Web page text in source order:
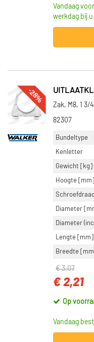
Vandaag
werkdag bij
-28%
Zak, M8, 1 3/4
82307
Bundeltype
Kenletter
Gewicht [kg]
Hoogte [mm]
Diameter
Diameter
Lengte [mm]
Breedte [mm]
€ 3,07
€ 2,21
Op
Vandaag